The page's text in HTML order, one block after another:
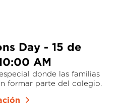
Day - 15 de
AM
donde las familias
formar parte del colegio.